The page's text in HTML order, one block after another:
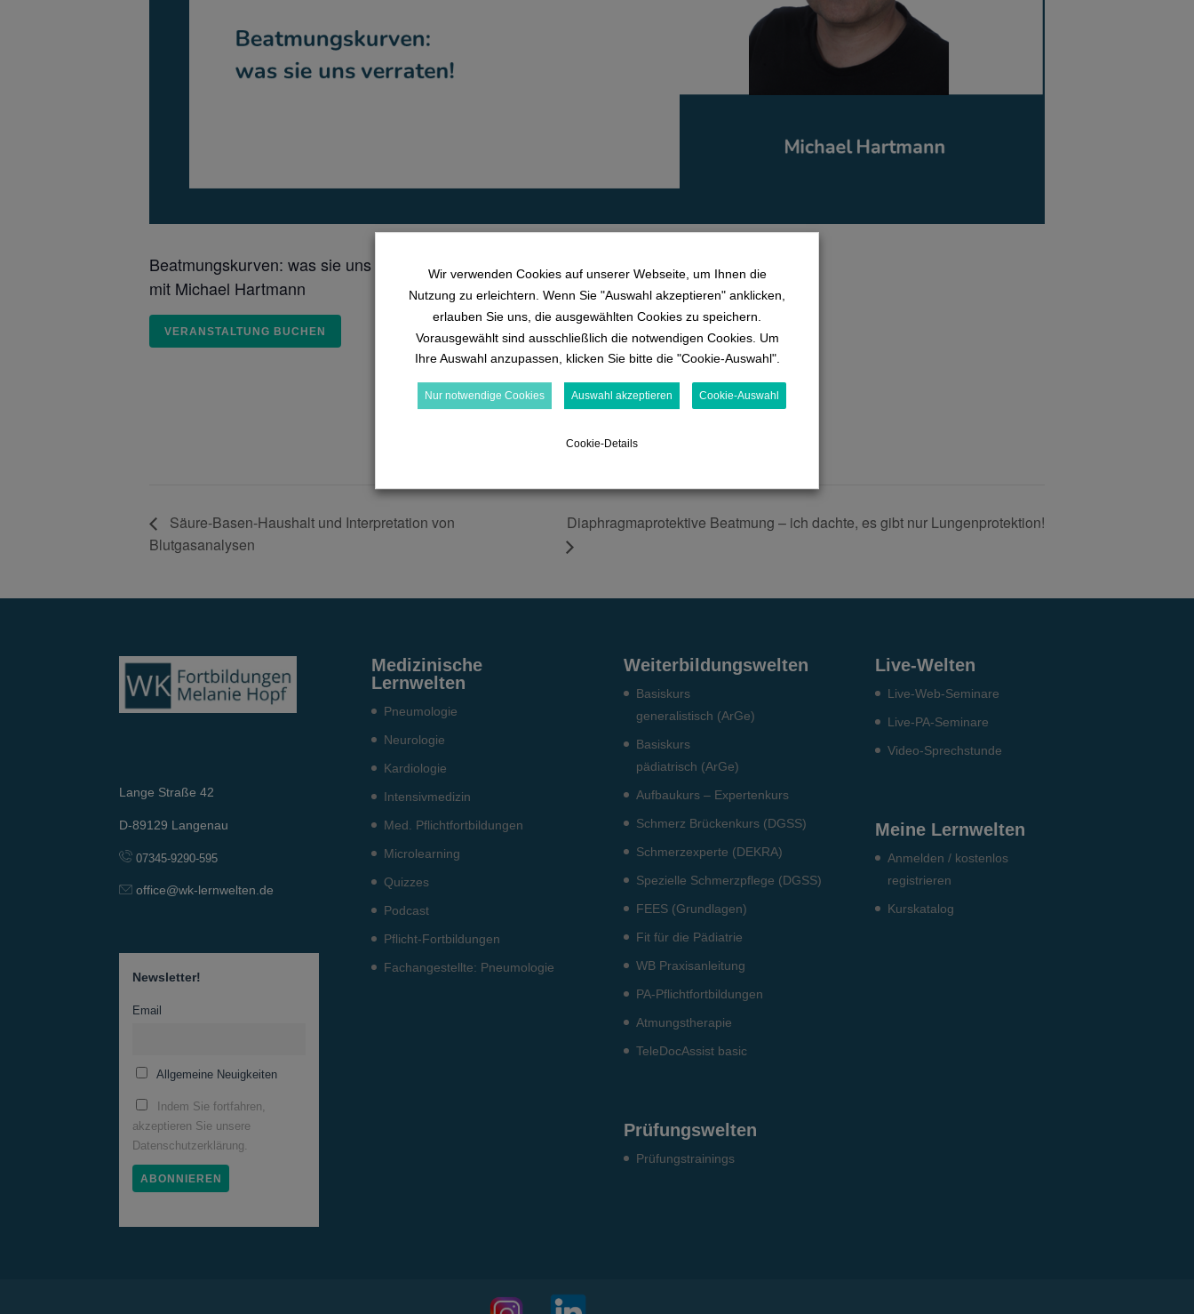
Beatmungskurven: was sie uns verraten!
mit Michael Hartmann
VERANSTALTUNG BUCHEN
Datum:
18. August
Zeit:
18:00 bis 19:00
Veranstaltungskategorie
Säure-Basen-Haushalt und Interpretation von
Blutgasanalysen
Diaphragmaprotektive Beatmung – ich dachte, es gibt nur Lungenprotektion!
Lange Straße 42
D-89129 Langenau
07345-9290-595
office@wk-lernwelten.de
Newsletter!
Email
Allgemeine Neuigkeiten
Indem Sie fortfahren,
akzeptieren Sie unsere
Datenschutzerklärung.
Medizinische
Lernwelten
Pneumo­logie
Neurologie
Kardiologie
Intensiv­medizin
Med. Pflichtfort­bildun­gen
Microlearning
Quizzes
Podcast
Pflicht-Fort­bildun­gen
Fach­angestellte: Pneumo­logie
Weiterbildungswelten
Basiskurs
generalistisch (ArGe)
Basiskurs
pädiatrisch (ArGe)
Aufbaukurs – Expertenkurs
Schmerz Brückenkurs (DGSS)
Schmerzexperte (DEKRA)
Spezielle Schmerzpflege (DGSS)
FEES (Grundlagen)
Fit für die Pädiatrie
WB Praxisanleitung
PA-Pflichtfortbildungen
Atmungstherapie
TeleDocAssist basic
Prüfungswelten
Prü­fungs­trai­nings
Live-Welten
Live-Web-Seminare
Live-PA-Seminare
Video-Sprechstunde
Meine Lernwelten
Anmelden / kostenlos
registrieren
Kurskatalog
Wir verwenden Cookies auf unserer Webseite, um Ihnen die
Nutzung zu erleichtern. Wenn Sie "Auswahl akzeptieren" anklicken,
erlauben Sie uns, die ausgewählten Cookies zu speichern.
Vorausgewählt sind ausschließlich die notwendigen Cookies. Um
Ihre Auswahl anzupassen, klicken Sie bitte die "Cookie-Auswahl".
Nur notwendige Cookies Auswahl akzeptieren Cookie-Auswahl
Cookie-Details